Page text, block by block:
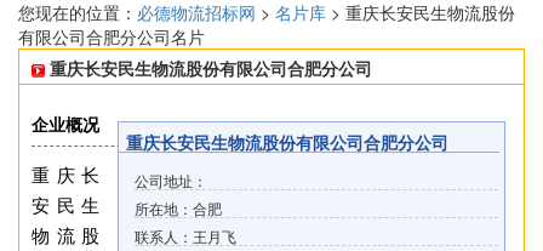
您现在的位置： 必德物流招标网 > 名片库 > 重庆长安民生物流股份
有限公司合肥分公司名片
重庆长安民生物流股份有限公司合肥分公司
重庆长安民生物流股份有限公司合肥分公司
公司地址：
所在地：合肥
联系人：王月飞
企业概况
重庆长
安民生
物流股